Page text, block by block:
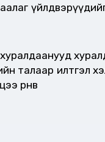
илтгэл
өрнөв